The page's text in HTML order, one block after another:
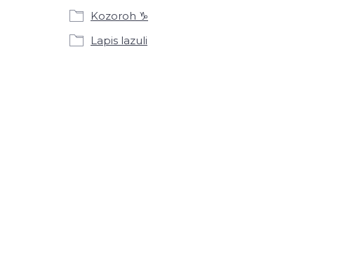
Kozoroh ♑
Lapis lazuli